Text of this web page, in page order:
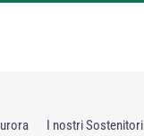
I nostri Sostenitori